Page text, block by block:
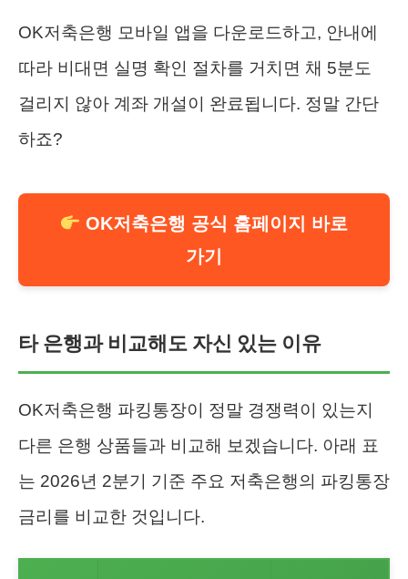
OK저축은행 모바일 앱을 다운로드하고, 안내에
따라 비대면 실명 확인 절차를 거치면 채 5분도
걸리지 않아 계좌 개설이 완료됩니다. 정말 간단
하죠?
OK저축은행 공식 홈페이지 바로
가기
타 은행과 비교해도 자신 있는 이유
OK저축은행 파킹통장이 정말 경쟁력이 있는지
다른 은행 상품들과 비교해 보겠습니다. 아래 표
는 2026년 2분기 기준 주요 저축은행의 파킹통장
금리를 비교한 것입니다.